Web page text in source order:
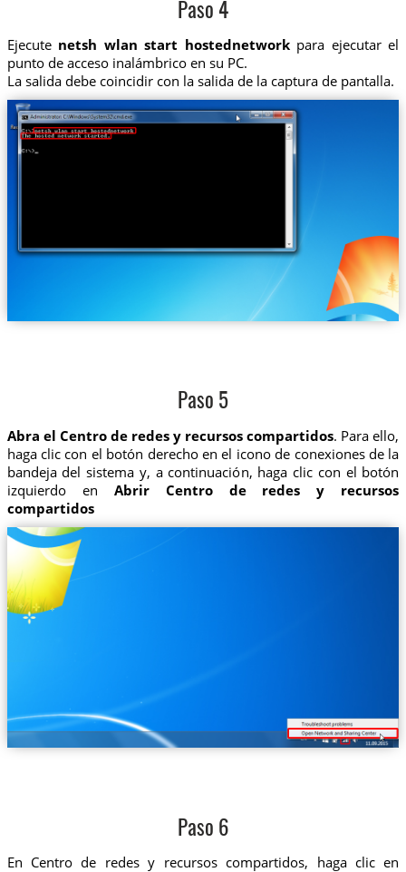
Paso 4
Ejecute netsh wlan start hostednetworkpara ejecutar el
punto de acceso inalámbrico en su PC.
La salida debe coincidir con la salida de la captura de pantalla.
Paso 5
Abra el Centro de redes y recursos compartidos. Para ello,
haga clic con el botón derecho en el icono de conexiones de la
bandeja del sistema y, a continuación, haga clic con el botón
izquierdo en Abrir Centro de redes y recursos
compartidos
Paso 6
En Centro de redes y recursos compartidos, haga clic en